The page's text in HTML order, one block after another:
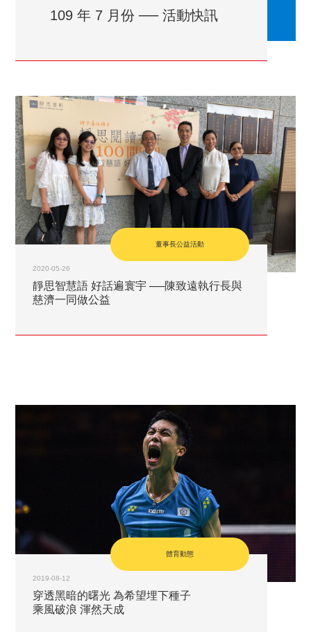
109 年 7 月份 ── 活動快訊
董事長公益活動
2020-05-26
靜思智慧語 好話遍寰宇 ──陳致遠執行長與
慈濟一同做公益
體育動態
2019-08-12
穿透黑暗的曙光 為希望埋下種子
乘風破浪 渾然天成